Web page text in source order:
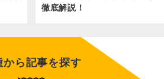
徹底解説！
から記事を探す